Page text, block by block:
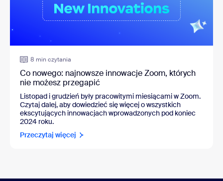
8 min czytania
Co nowego: najnowsze innowacje Zoom, których
nie możesz przegapić
Listopad i grudzień były pracowitymi miesiącami w Zoom.
Czytaj dalej, aby dowiedzieć się więcej o wszystkich
ekscytujących innowacjach wprowadzonych pod koniec
2024 roku.
Przeczytaj więcej